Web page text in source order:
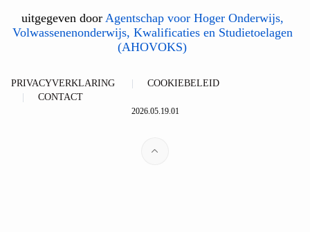
uitgegeven door Agentschap voor Hoger Onderwijs,
Volwassenenonderwijs, Kwalificaties en Studietoelagen
(AHOVOKS)
PRIVACYVERKLARING
COOKIEBELEID
CONTACT
2026.05.19.01